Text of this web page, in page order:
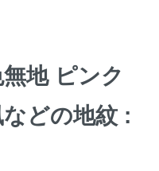
地 ピンク
どの地紋 :